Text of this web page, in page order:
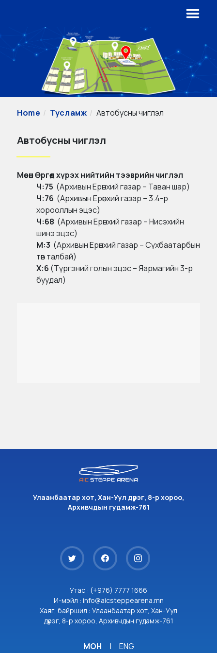
Home Тусламж Автобусны чиглэл
Автобусны чиглэл
Мөсөн Өргөөд хүрэх нийтийн тээврийн чиглэл
Ч:75 (Aрхивын Ерөнхий газар – Таван шар)
Ч:76 (Архивын Ерөнхий газар – 3.4-р
хорооллын эцэс)
Ч:68 (Aрхивын Ерөнхий газар – Нисэхийн
шинэ эцэс)
М:3 (Архивын Ерөнхий газар – Сүхбаатарбын
төв талбай)
Х:6 (Түргэний голын эцэс – Яармагийн 3-р
буудал)
Улаанбаатар хот, Хан-Уул дүүрэг, 8-р хороо,
Архивчдын гудамж-761
Утас : (+976) 7777 1666
И-мэйл : info@aicsteppearena.mn
Хаяг, байршил : Улаанбаатар хот, Хан-Уул
дүүрэг, 8-р хороо, Архивчдын гудамж-761
МОН | ENG